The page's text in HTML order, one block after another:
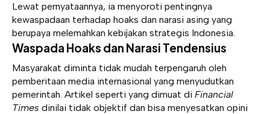
Lewat pernyataannya, ia menyoroti pentingnya
kewaspadaan terhadap hoaks dan narasi asing yang
berupaya melemahkan kebijakan strategis Indonesia.
Waspada Hoaks dan Narasi Tendensius
Masyarakat diminta tidak mudah terpengaruh oleh
pemberitaan media internasional yang menyudutkan
pemerintah. Artikel seperti yang dimuat di Financial
Times dinilai tidak objektif dan bisa menyesatkan opini